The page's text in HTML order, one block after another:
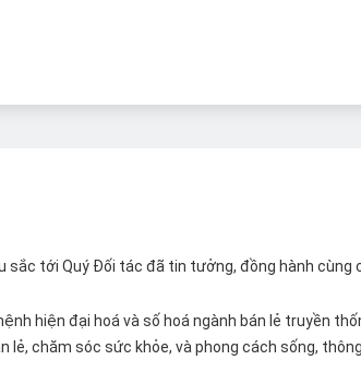
sắc tới Quý Đối tác đã tin tưởng, đồng hành cùng
hiện đại hoá và số hoá ngành bán lẻ truyền
chăm sóc sức khỏe, và phong cách sống,